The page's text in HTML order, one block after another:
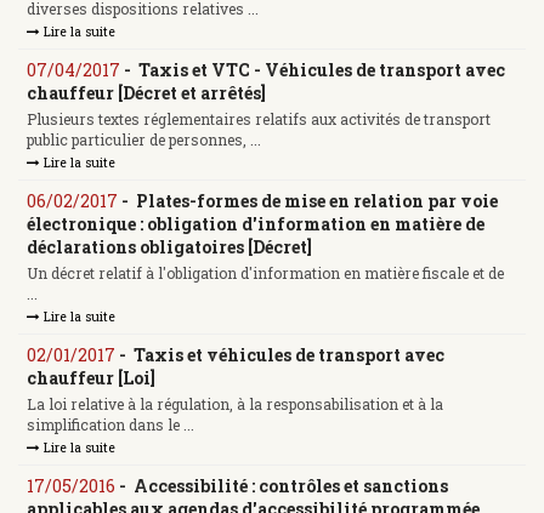
diverses dispositions relatives ...
Lire la suite
07/04/2017 - Taxis et VTC - Véhicules de transport avec
chauffeur [Décret et arrêtés]
Plusieurs textes réglementaires relatifs aux activités de transport
public particulier de personnes, ...
Lire la suite
06/02/2017 - Plates-formes de mise en relation par voie
électronique : obligation d'information en matière de
déclarations obligatoires [Décret]
Un décret relatif à l'obligation d'information en matière fiscale et de
Lire la suite
02/01/2017 - Taxis et véhicules de transport avec
chauffeur [Loi]
La loi relative à la régulation, à la responsabilisation et à la
simplification dans le ...
Lire la suite
17/05/2016 - Accessibilité : contrôles et sanctions